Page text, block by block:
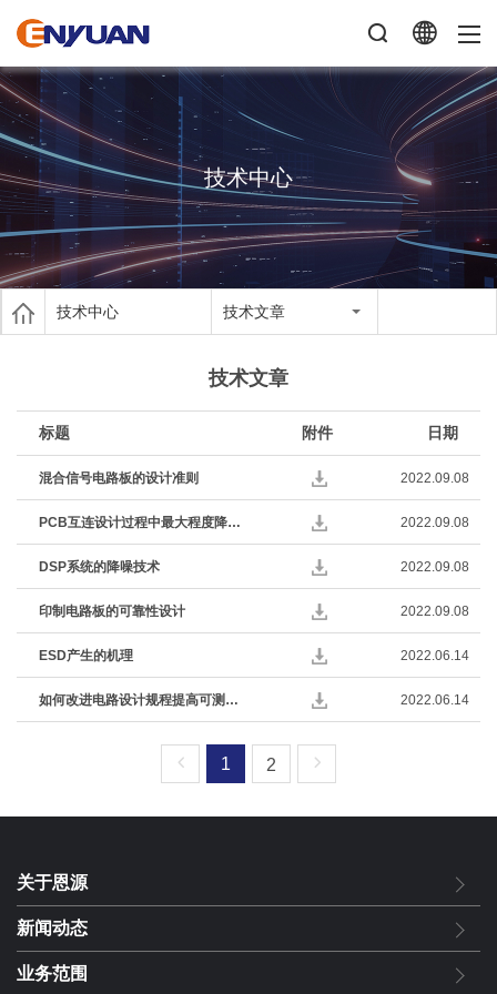
技术中心
技术中心 技术文章
技术文章
标题 附件 日期
混合信号电路板的设计准则 2022.09.08
PCB互连设计过程中最大程度降低RF效应的基本方法 2022.09.08
DSP系统的降噪技术 2022.09.08
印制电路板的可靠性设计 2022.09.08
ESD产生的机理 2022.06.14
如何改进电路设计规程提高可测试性 2022.06.14
1 2
关于恩源
新闻动态
业务范围